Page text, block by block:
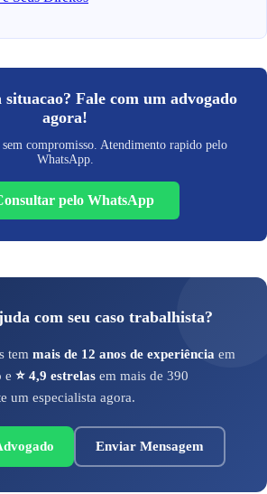
situacao? Fale com um advogado
agora!
compromisso. Atendimento rapido pelo
WhatsApp.
pelo WhatsApp
com seu caso trabalhista?
tem mais de 12 anos de experiência em
e ⭐ 4,9 estrelas em mais de 390
um especialista agora.
Enviar Mensagem